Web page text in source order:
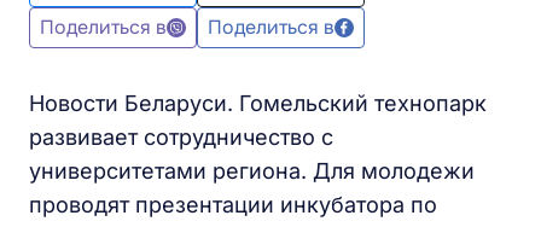
Поделиться в
Поделиться в
Новости Беларуси. Гомельский технопарк
развивает сотрудничество с
университетами региона. Для молодежи
проводят презентации инкубатора по